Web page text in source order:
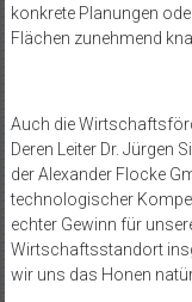
konkrete Planungen
Flächen zunehmend
Auch die
Deren Leiter Dr. Jürgen
der Alexander Flocke
technologischer
echter Gewinn für
Wirtschaftsstandort
wir uns das Honen